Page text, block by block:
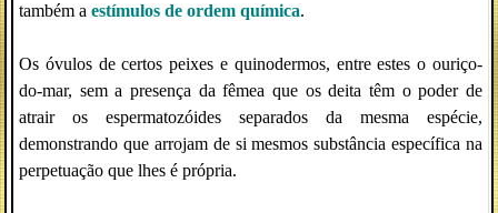
também a estímulos de ordem química.
Os óvulos de certos peixes e quinodermos, entre estes o ouriço-
do-mar, sem a presença da fêmea que os deita têm o poder de
atrair os espermatozóides separados da mesma espécie,
demonstrando que arrojam de si mesmos substância específica na
perpetuação que lhes é própria.